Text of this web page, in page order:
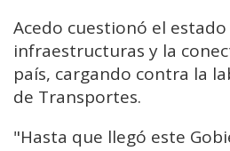
Acedo cuestionó el
infraestructuras y la
país, cargando contra la
de Transportes.
"Hasta que llegó este